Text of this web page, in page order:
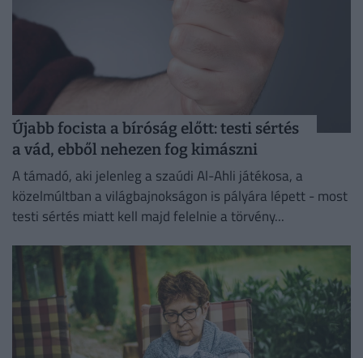
Újabb focista a bíróság előtt: testi sértés
a vád, ebből nehezen fog kimászni
A támadó, aki jelenleg a szaúdi Al-Ahli játékosa, a
közelmúltban a világbajnokságon is pályára lépett - most
testi sértés miatt kell majd felelnie a törvény...